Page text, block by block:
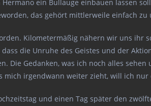
ein Bullauge einbauen lassen
das gehört mittlerweile einfach zu
Kilometermäßig nähern wir uns ihr
die Unruhe des Geistes und der
Die Gedanken, was ich noch alles
mich irgendwann weiter zieht, will ich
und einen Tag später den